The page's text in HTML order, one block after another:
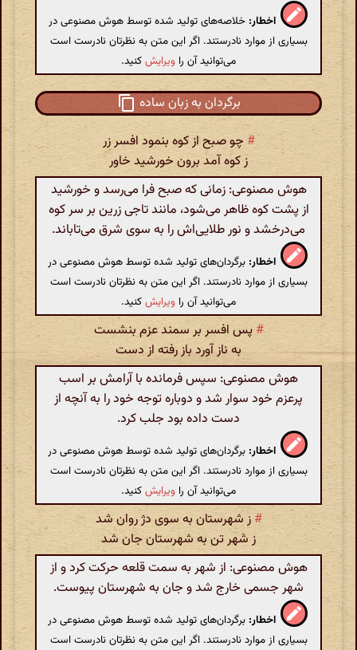
اخطار: خلاصه‌های تولید شده توسط هوش مصنوعی در
بسیاری از موارد نادرستند. اگر این متن به نظرتان نادرست است
می‌توانید آن را ویرایشکنید.
برگردان به زبان ساده
# چو صبح از کوه بنمود افسر زر
ز کوه آمد برون خورشید خاور
هوش مصنوعی: زمانی که صبح فرا می‌رسد و خورشید
از پشت کوه ظاهر می‌شود، مانند تاجی زرین بر سر کوه
می‌درخشد و نور طلایی‌اش را به سوی شرق می‌تاباند.
اخطار: برگردان‌های تولید شده توسط هوش مصنوعی در
بسیاری از موارد نادرستند. اگر این متن به نظرتان نادرست است
می‌توانید آن را ویرایشکنید.
# پس افسر بر سمند عزم بنشست
به ناز آورد باز رفته از دست
هوش مصنوعی: سپس فرمانده با آرامش بر اسب
پرعزم خود سوار شد و دوباره توجه خود را به آنچه از
دست داده بود جلب کرد.
اخطار: برگردان‌های تولید شده توسط هوش مصنوعی در
بسیاری از موارد نادرستند. اگر این متن به نظرتان نادرست است
می‌توانید آن را ویرایشکنید.
# ز شهرستان به سوی دژ روان شد
ز شهر تن به شهرستان جان شد
هوش مصنوعی: از شهر به سمت قلعه حرکت کرد و از
شهر جسمی خارج شد و جان به شهرستان پیوست.
اخطار: برگردان‌های تولید شده توسط هوش مصنوعی در
بسیاری از موارد نادرستند. اگر این متن به نظرتان نادرست است